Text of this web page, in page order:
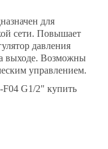
для
сети. Повышает
давления
выходе. Возможны
управлением.